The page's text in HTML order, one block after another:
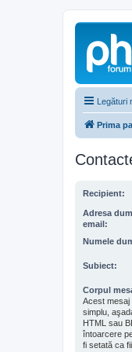
Legături
Prima
Recipient:
Adresa
email:
Numele
Subiect:
Corpul
Acest mesaj
simplu,
HTML sau
întoarcere
fi setată ca